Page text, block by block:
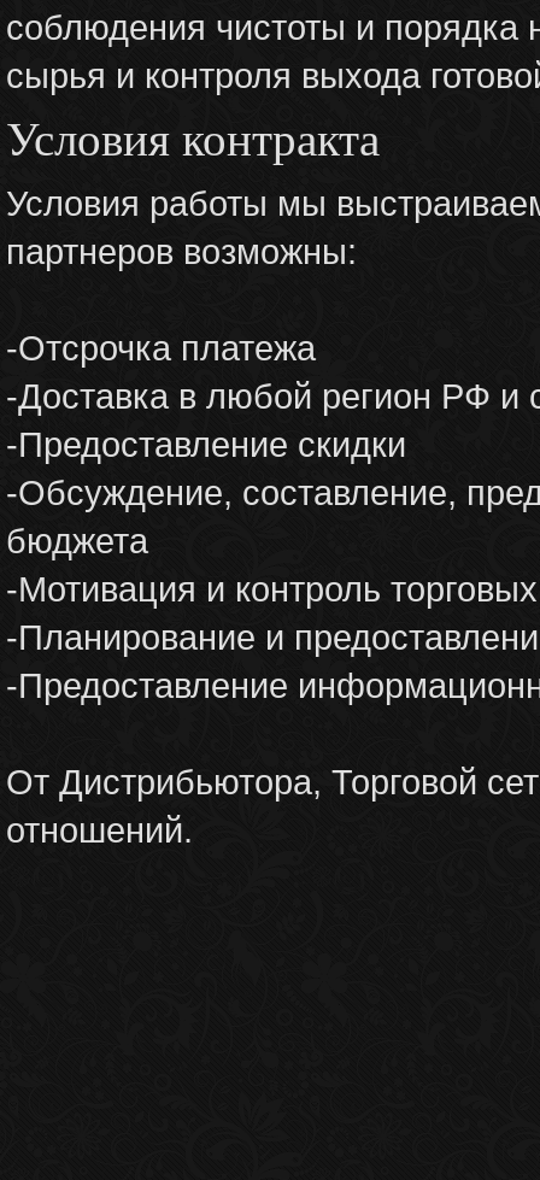
соблюдения чистоты и порядка
сырья и контроля выхода
Условия контракта
Условия работы мы
партнеров возможны:
-Отсрочка платежа
-Доставка в любой регион РФ и
-Предоставление скидки
-Обсуждение, составление,
бюджета
-Мотивация и контроль
-Планирование и
-Предоставление
От Дистрибьютора, Торговой
отношений.